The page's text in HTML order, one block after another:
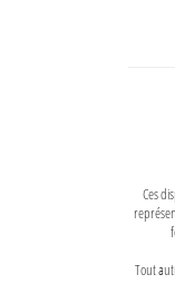
Ces
Tout